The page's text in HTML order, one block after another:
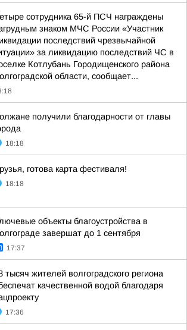
сотрудника 65-й ПСЧ награждены
знаком МЧС России «Участник
последствий чрезвычайной
за ликвидацию последствий ЧС в
Котлубань Городищенского района
области, сообщает...
получили благодарности от главы
18:18
готова карта фестиваля!
18:18
объекты благоустройства в
завершат до 1 сентября
17:37
тысяч жителей волгоградского региона
качественной водой благодаря
17:36